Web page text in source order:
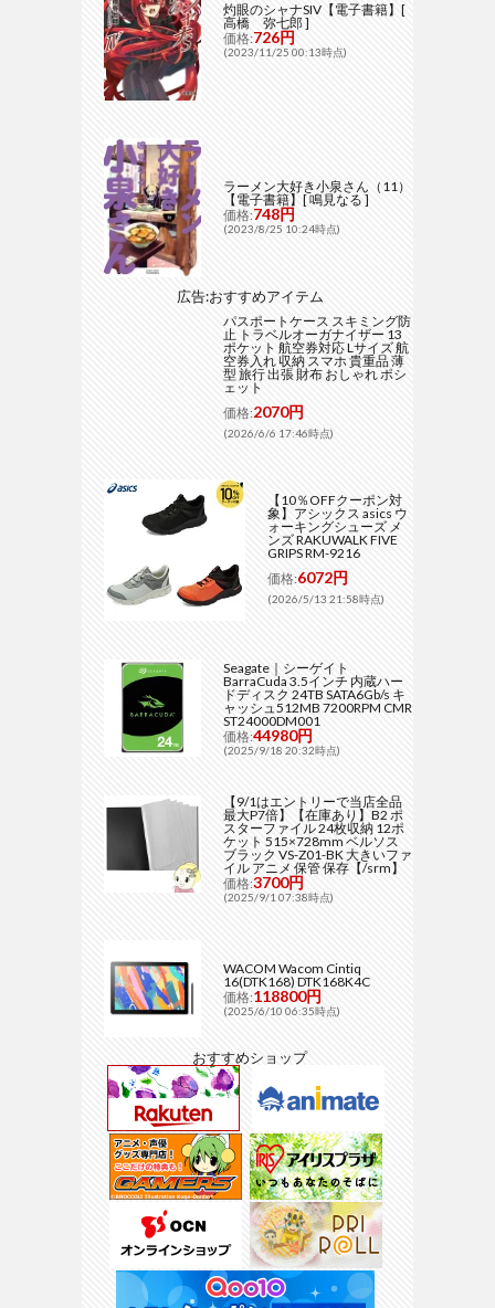
灼眼のシャナSIV【電子書籍】[
高橋 弥七郎 ]
価格:726円
(2023/11/25 00:13時点)
ラーメン大好き小泉さん（11）
【電子書籍】[ 鳴見なる ]
価格:748円
(2023/8/25 10:24時点)
広告:おすすめアイテム
パスポートケース スキミング防
止 トラベルオーガナイザー 13
ポケット 航空券対応 Lサイズ 航
空券入れ 収納 スマホ 貴重品 薄
型 旅行 出張 財布 おしゃれ ポシ
ェット
価格:2070円
(2026/6/6 17:46時点)
【10％OFFクーポン対
象】アシックス asics ウ
ォーキングシューズ メ
ンズ RAKUWALK FIVE
GRIPS RM-9216
価格:6072円
(2026/5/13 21:58時点)
Seagate｜シーゲイト
BarraCuda 3.5インチ 内蔵ハー
ドディスク 24TB SATA6Gb/s キ
ャッシュ512MB 7200RPM CMR
ST24000DM001
価格:44980円
(2025/9/18 20:32時点)
【9/1はエントリーで当店全品
最大P7倍】【在庫あり】B2 ポ
スターファイル 24枚収納 12ポ
ケット 515×728mm ベルソス
ブラック VS-Z01-BK 大きいファ
イル アニメ 保管 保存【/srm】
価格:3700円
(2025/9/1 07:38時点)
WACOM Wacom Cintiq
16(DTK168) DTK168K4C
価格:118800円
(2025/6/10 06:35時点)
おすすめショップ